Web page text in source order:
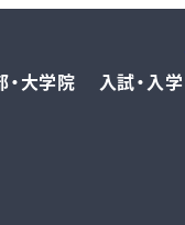
・大学院 入試・入学